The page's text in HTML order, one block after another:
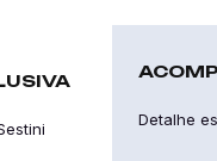
Detalhe